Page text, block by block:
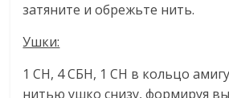
затяните и обрежьте нить.
Ушки:
1 СН, 4 СБН, 1 СН в кольцо
нитью ушко снизу, формируя